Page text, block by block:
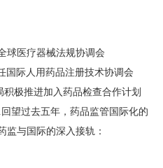
医疗器械法规协调会
国际人用药品注册技术协调会
积极推进加入药品检查合作计划
望过去五年，药品监管国际化的
监与国际的深入接轨：